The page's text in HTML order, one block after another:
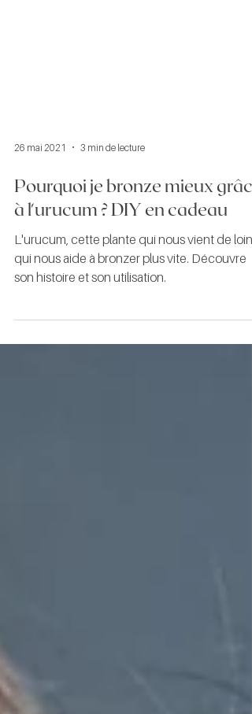
26 mai 2021 3 min de lecture
Pourquoi je bronze mieux
à l'urucum ? DIY en cadeau
qui nous aide à bronzer plus vite. Découvre
son histoire et son utilisation.